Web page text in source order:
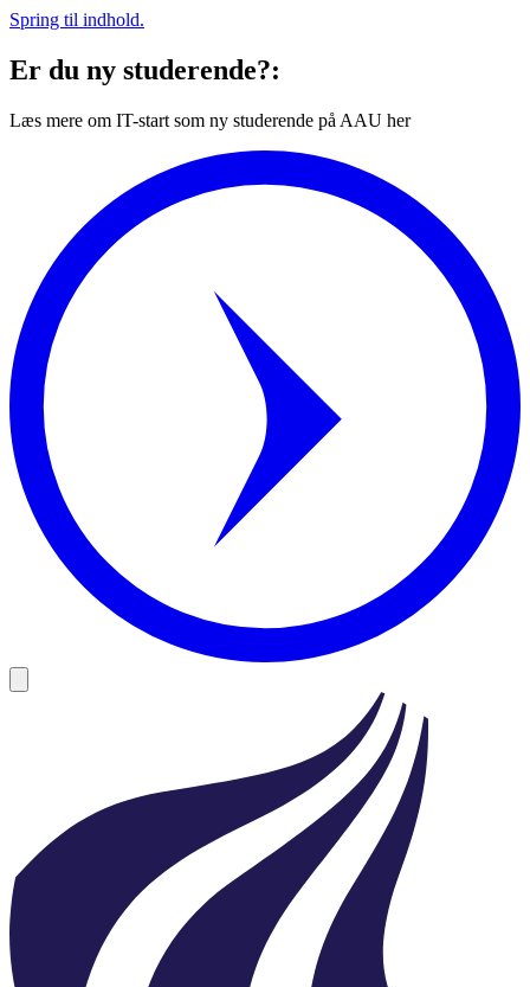
Spring til indhold.
Er du ny studerende?:
Læs mere om IT-start som ny studerende på AAU her